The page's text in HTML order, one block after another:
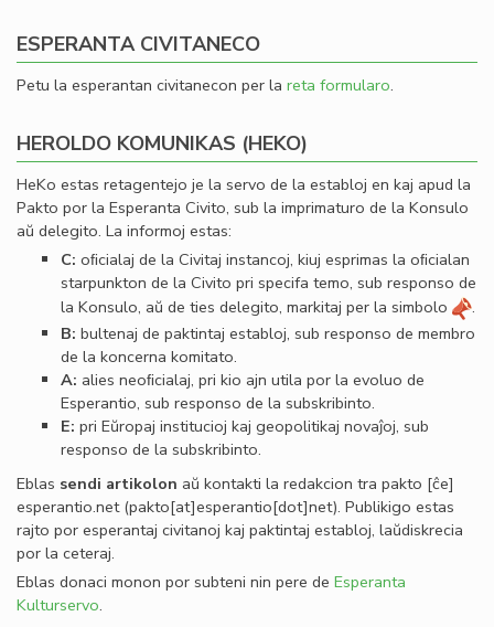
ESPERANTA CIVITANECO
Petu la esperantan civitanecon per la reta formularo.
HEROLDO KOMUNIKAS (HEKO)
HeKo estas retagentejo je la servo de la establoj en kaj apud la
Pakto por la Esperanta Civito, sub la imprimaturo de la Konsulo
aŭ delegito. La informoj estas:
C: oﬁcialaj de la Civitaj instancoj, kiuj esprimas la oﬁcialan
starpunkton de la Civito pri specifa temo, sub responso de
la Konsulo, aŭ de ties delegito, markitaj per la simbolo
.
B: bultenaj de paktintaj establoj, sub responso de membro
de la koncerna komitato.
A: alies neoﬁcialaj, pri kio ajn utila por la evoluo de
Esperantio, sub responso de la subskribinto.
E: pri Eŭropaj institucioj kaj geopolitikaj novaĵoj, sub
responso de la subskribinto.
Eblas sendi artikolon aŭ kontakti la redakcion tra pakto [ĉe]
esperantio.net(pakto[at]esperantio[dot]net). Publikigo estas
rajto por esperantaj civitanoj kaj paktintaj establoj, laŭdiskrecia
por la ceteraj.
Eblas donaci monon por subteni nin pere de Esperanta
Kulturservo.